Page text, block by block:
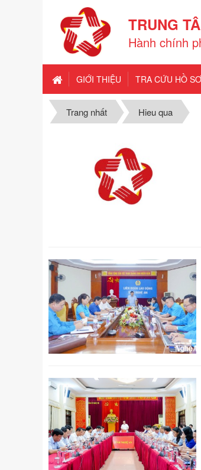
TRUNG
Hành chính
GIỚI THIỆU TRA CỨU HỒ SƠ
Trang nhất Hieu qua